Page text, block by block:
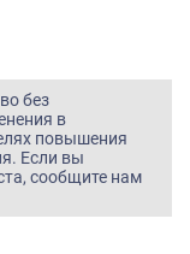
без
в
повышения
Если вы
сообщите нам